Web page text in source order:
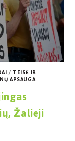
/ TEISĖ IR
APSAUGA
Žalieji